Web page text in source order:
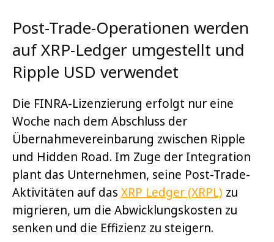
Post-Trade-Operationen werden
auf XRP-Ledger umgestellt und
Ripple USD verwendet
Die FINRA-Lizenzierung erfolgt nur eine
Woche nach dem Abschluss der
Übernahmevereinbarung zwischen Ripple
und Hidden Road. Im Zuge der Integration
plant das Unternehmen, seine Post-Trade-
Aktivitäten auf das XRP Ledger (XRPL) zu
migrieren, um die Abwicklungskosten zu
senken und die Effizienz zu steigern.